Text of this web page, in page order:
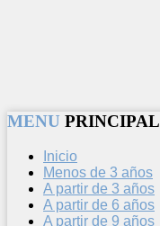
MENU PRINCIPAL
Inicio
Menos de 3 años
A partir de 3 años
A partir de 6 años
A partir de 9 años